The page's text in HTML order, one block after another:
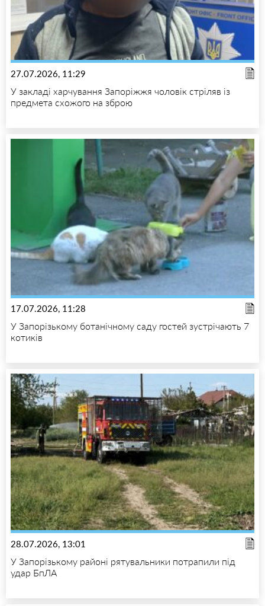
27.07.2026, 11:29
У закладі харчування Запоріжжя чоловік стріляв із
предмета схожого на зброю
17.07.2026, 11:28
У Запорізькому ботанічному саду гостей зустрічають 7
котиків
28.07.2026, 13:01
У Запорізькому районі рятувальники потрапили під
удар БпЛА